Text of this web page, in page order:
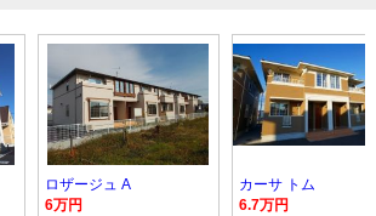
ロザージュ A
6万円
カーサ トム
6.7万円